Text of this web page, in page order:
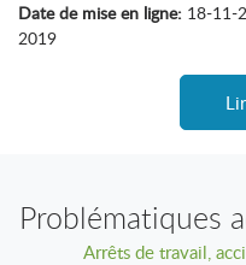
Date de mise en ligne: 18-11-
2019
Problématiques
Arrêts de travail,